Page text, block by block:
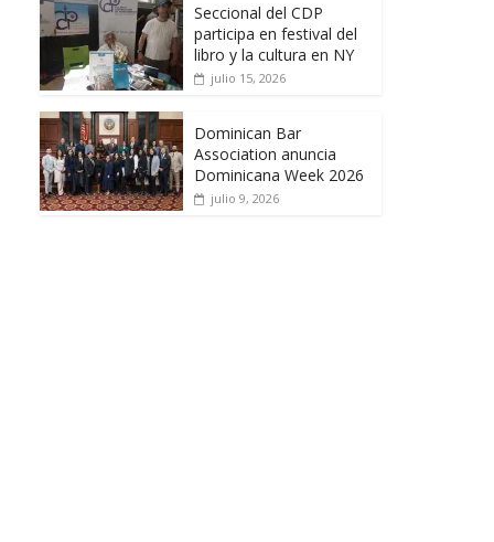
Seccional del CDP
participa en festival del
libro y la cultura en NY
julio 15, 2026
Dominican Bar
Association anuncia
Dominicana Week 2026
julio 9, 2026